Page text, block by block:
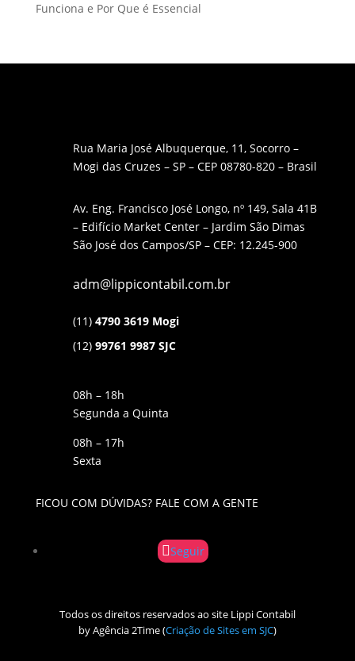
Funciona e Por Que é Essencial
Rua Maria José Albuquerque, 11, Socorro –
Mogi das Cruzes – SP – CEP 08780-820 – Brasil
Av. Eng. Francisco José Longo, nº 149, Sala 41B
– Edifício Market Center – Jardim São Dimas
São José dos Campos/SP – CEP: 12.245-900
adm@lippicontabil.com.br
(11) 4790 3619 Mogi
(12) 99761 9987 SJC
08h – 18h
Segunda a Quinta
08h – 17h
Sexta
FICOU COM DÚVIDAS? FALE COM A GENTE
Seguir
Todos os direitos reservados ao site Lippi Contabil
by Agência 2Time(Criação de Sites em SJC)